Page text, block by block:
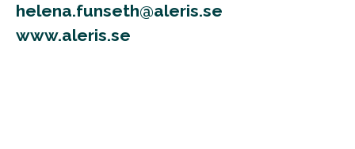
helena.funseth@aleris.se
www.aleris.se